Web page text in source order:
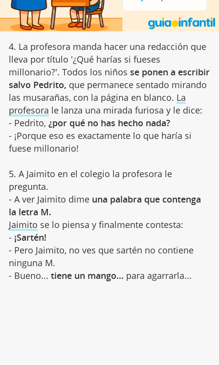
4. La profesora manda hacer una redacción que
lleva por título '¿Qué harías si fueses
millonario?'. Todos los niños se ponen a escribir
salvo Pedrito, que permanece sentado mirando
las musarañas, con la página en blanco. La
profesora le lanza una mirada furiosa y le dice:
- Pedrito, ¿por qué no has hecho nada?
- ¡Porque eso es exactamente lo que haría si
fuese millonario!
5. A Jaimito en el colegio la profesora le
pregunta.
- A ver Jaimito dime una palabra que contenga
la letra M.
Jaimito se lo piensa y finalmente contesta:
- ¡Sartén!
- Pero Jaimito, no ves que sartén no contiene
ninguna M.
- Bueno... tiene un mango... para agarrarla...